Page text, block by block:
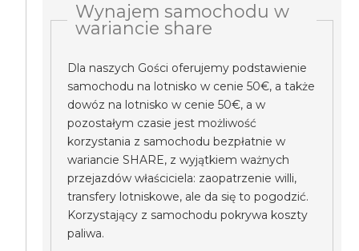
Wynajem samochodu w
wariancie share
Dla naszych Gości oferujemy podstawienie
samochodu na lotnisko w cenie 50€, a także
dowóz na lotnisko w cenie 50€, a w
pozostałym czasie jest możliwość
korzystania z samochodu bezpłatnie w
wariancie SHARE, z wyjątkiem ważnych
przejazdów właściciela: zaopatrzenie willi,
transfery lotniskowe, ale da się to pogodzić.
Korzystający z samochodu pokrywa koszty
paliwa.